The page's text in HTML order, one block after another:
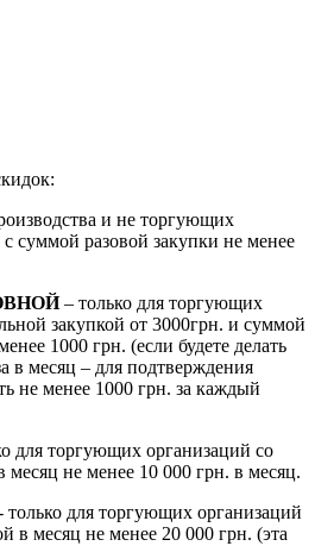
и не торгующих
суммой разовой закупки не менее
– только для торгующих
закупкой от 3000грн. и суммой
1000 грн. (если будете делать
в месяц – для подтверждения
не менее 1000 грн. за каждый
для торгующих организаций со
месяц не менее 10 000 грн. в месяц.
только для торгующих организаций
в месяц не менее 20 000 грн. (эта